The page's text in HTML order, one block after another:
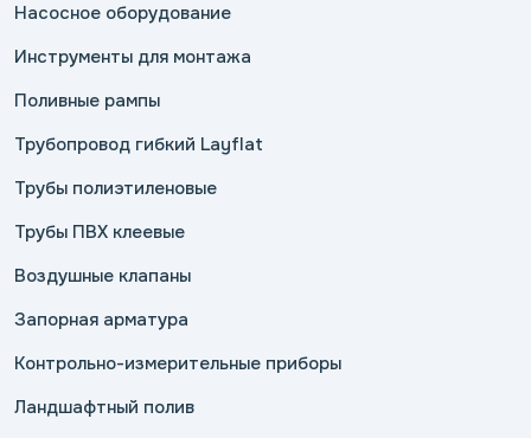
Насосное оборудование
Инструменты для монтажа
Поливные рампы
Трубопровод гибкий Layflat
Трубы полиэтиленовые
Трубы ПВХ клеевые
Воздушные клапаны
Запорная арматура
Контрольно-измерительные приборы
Ландшафтный полив